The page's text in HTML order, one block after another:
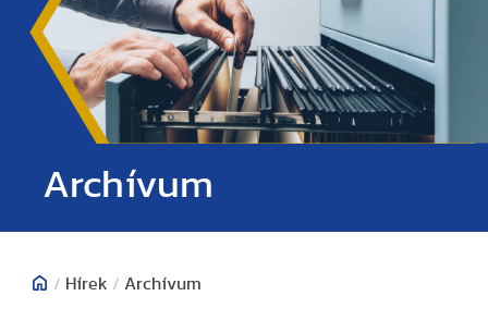
Archívum
/ Hírek / Archívum